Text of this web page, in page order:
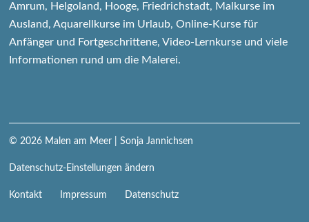
Amrum, Helgoland, Hooge, Friedrichstadt, Malkurse im
Ausland, Aquarellkurse im Urlaub, Online-Kurse für
Anfänger und Fortgeschrittene, Video-Lernkurse und viele
Informationen rund um die Malerei.
© 2026 Malen am Meer | Sonja Jannichsen
Datenschutz-Einstellungen ändern
Navigation
Kontakt Impressum Datenschutz